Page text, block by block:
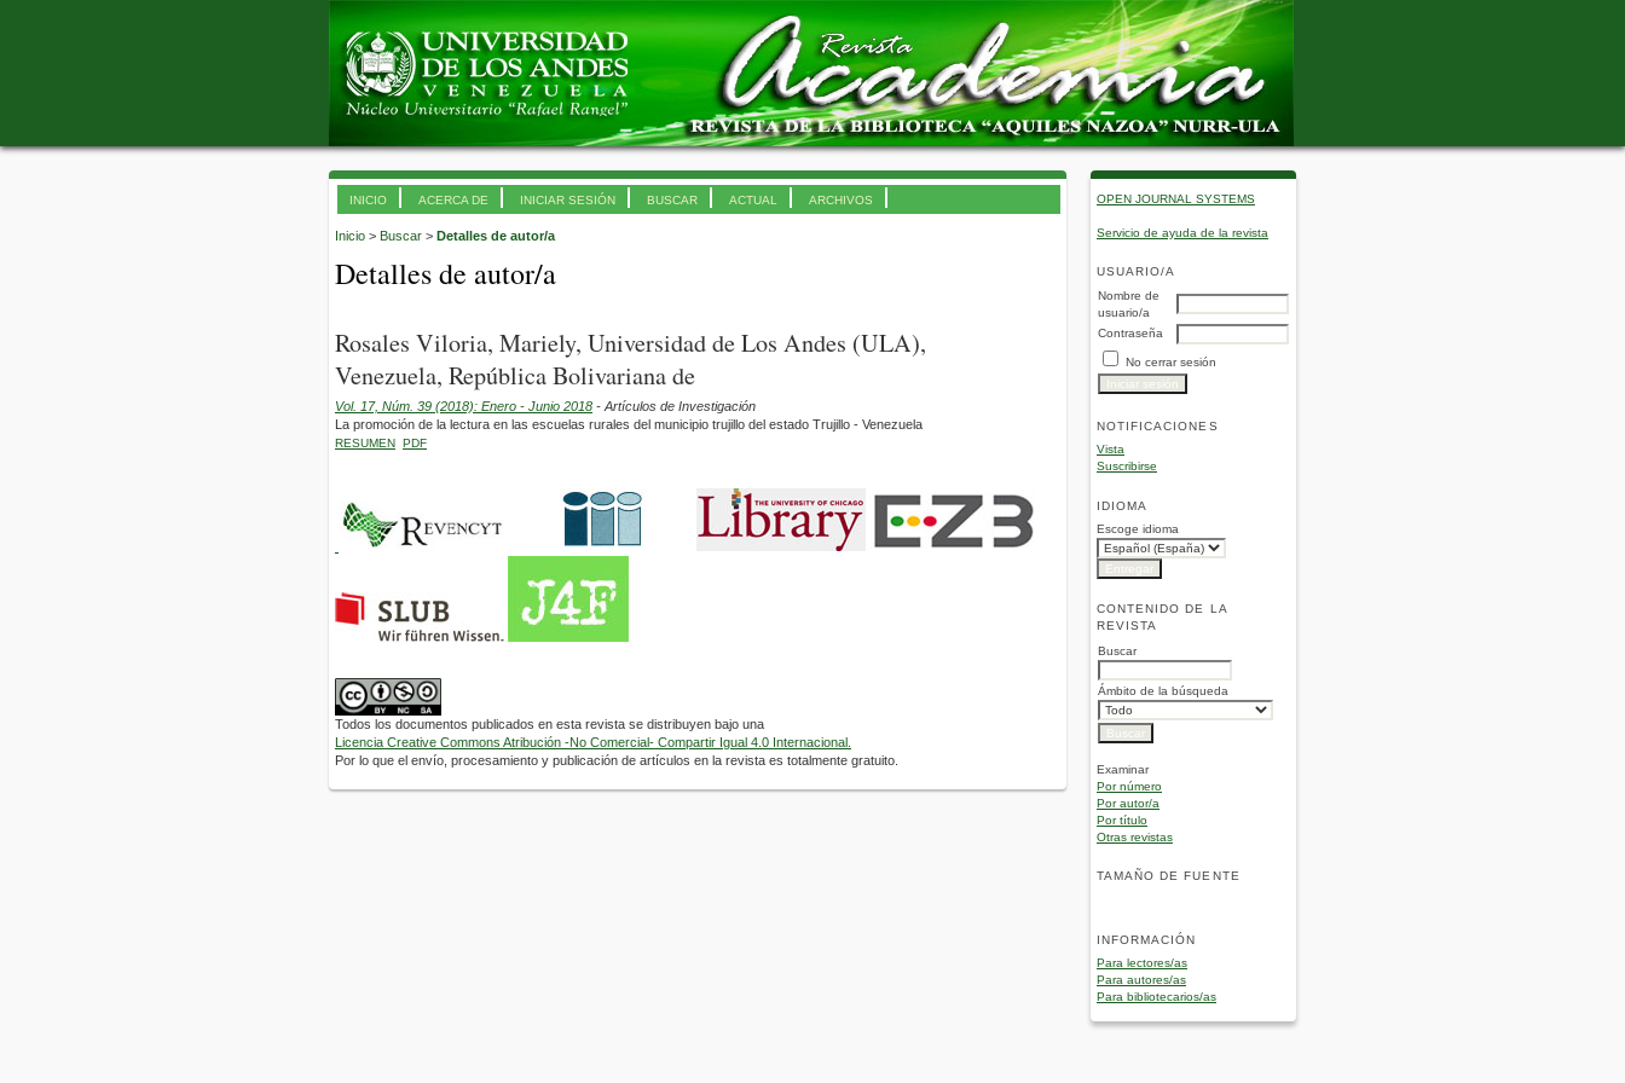
OPEN JOURNAL SYSTEMS
Servicio de ayuda de la revista
USUARIO/A
Nombre de
usuario/a
Contraseña
No cerrar sesión
NOTIFICACIONES
Vista
Suscribirse
IDIOMA
Escoge idioma
CONTENIDO DE LA
REVISTA
Buscar
Ámbito de la búsqueda
Examinar
Por número
Por autor/a
Por título
Otras revistas
TAMAÑO DE FUENTE
INFORMACIÓN
Para lectores/as
Para autores/as
Para bibliotecarios/as
INICIO ACERCA DE INICIAR SESIÓN BUSCAR ACTUAL ARCHIVOS
Inicio > Buscar > Detalles de autor/a
Detalles de autor/a
Rosales Viloria, Mariely, Universidad de Los Andes (ULA),
Venezuela, República Bolivariana de
Vol. 17, Núm. 39 (2018): Enero - Junio 2018 - Artículos de Investigación
La promoción de la lectura en las escuelas rurales del municipio trujillo del estado Trujillo - Venezuela
RESUMEN PDF
Todos los documentos publicados en esta revista se distribuyen bajo una
Licencia Creative Commons Atribución -No Comercial- Compartir Igual 4.0 Internacional.
Por lo que el envío, procesamiento y publicación de artículos en la revista es totalmente gratuito.